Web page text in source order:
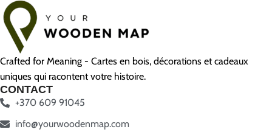
Crafted for Meaning - Cartes en bois, décorations et cadeaux
uniques qui racontent votre histoire.
CONTACT
+370 609 91045
info@yourwoodenmap.com